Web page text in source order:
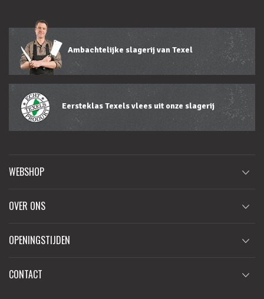
Ambachtelijke slagerij van Texel
Eersteklas Texels vlees uit onze slagerij
WEBSHOP
OVER ONS
OPENINGSTIJDEN
CONTACT